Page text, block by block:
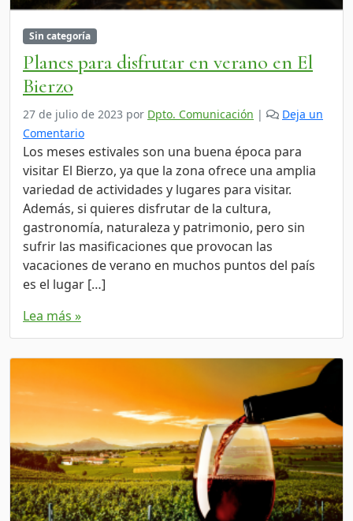
Sin categoría
Planes para disfrutar en verano en El
Bierzo
27 de julio de 2023 por Dpto. Comunicación |
Deja un
Comentario
Los meses estivales son una buena época para
visitar El Bierzo, ya que la zona ofrece una amplia
variedad de actividades y lugares para visitar.
Además, si quieres disfrutar de la cultura,
gastronomía, naturaleza y patrimonio, pero sin
sufrir las masificaciones que provocan las
vacaciones de verano en muchos puntos del país
es el lugar […]
Lea más »